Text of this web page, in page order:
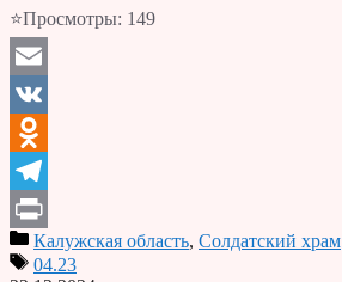
⭐Просмотры: 149
Email
VK
Odnoklassniki
Telegram
PrintКалужская область, Солдатский храм
04.23